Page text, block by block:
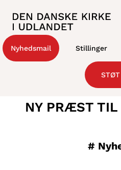
Stillinger
Nyhedsmail
STØT
NY PRÆST TIL
#